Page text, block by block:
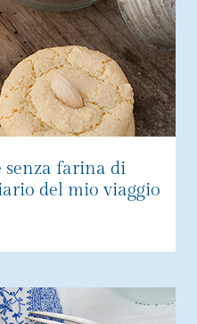
senza farina di
del mio viaggio